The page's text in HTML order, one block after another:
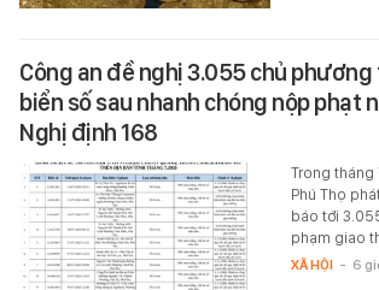
Công an đề nghị 3.055 chủ
biển số sau nhanh chóng nộp phạt
Nghị định 168
Trong tháng
Phú Thọ
báo tới
phạm giao
XÃ HỘI - 6